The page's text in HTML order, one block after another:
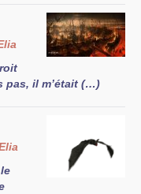
pas, il m’était (…)